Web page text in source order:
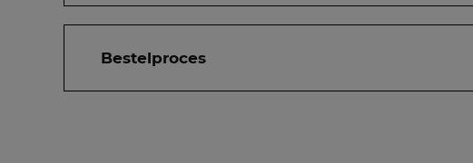
Bestelproces